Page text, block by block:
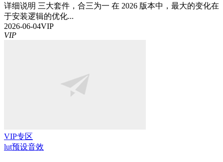
详细说明 三大套件，合三为一 在 2026 版本中，最大的变化在
于安装逻辑的优化...
2026-06-04VIP
VIP
VIP专区
lut预设音效